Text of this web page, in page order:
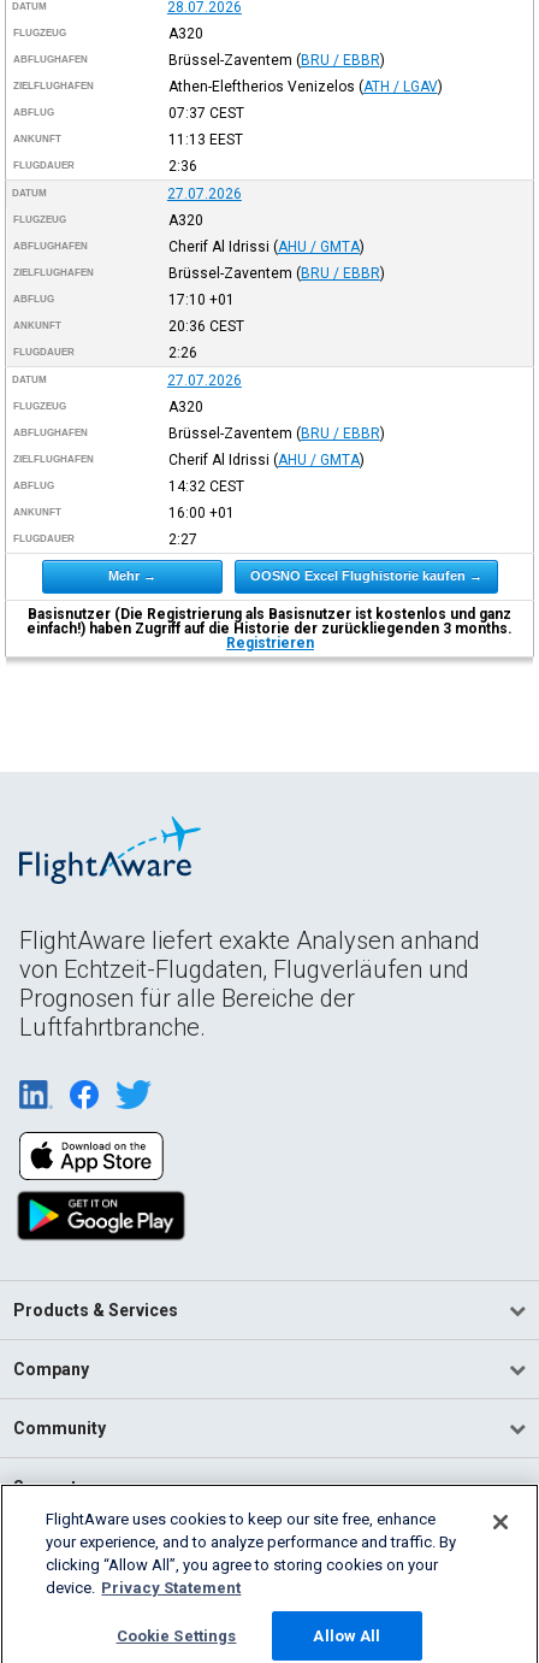
DATUM 28.07.2026
FLUGZEUG A320
ABFLUGHAFEN Brüssel-Zaventem (BRU / EBBR)
ZIELFLUGHAFEN Athen-Eleftherios Venizelos (ATH / LGAV)
ABFLUG 07:37 CEST
ANKUNFT 11:13 EEST
FLUGDAUER 2:36
DATUM 27.07.2026
FLUGZEUG A320
ABFLUGHAFEN Cherif Al Idrissi (AHU / GMTA)
ZIELFLUGHAFEN Brüssel-Zaventem (BRU / EBBR)
ABFLUG 17:10 +01
ANKUNFT 20:36 CEST
FLUGDAUER 2:26
DATUM 27.07.2026
FLUGZEUG A320
ABFLUGHAFEN Brüssel-Zaventem (BRU / EBBR)
ZIELFLUGHAFEN Cherif Al Idrissi (AHU / GMTA)
ABFLUG 14:32 CEST
ANKUNFT 16:00 +01
FLUGDAUER 2:27
Mehr → OOSNO Excel Flughistorie kaufen →
Basisnutzer (Die Registrierung als Basisnutzer ist kostenlos und ganz
einfach!) haben Zugriff auf die Historie der zurückliegenden 3 months.
Registrieren
FlightAware liefert exakte Analysen anhand
von Echtzeit-Flugdaten, Flugverläufen und
Prognosen für alle Bereiche der
Luftfahrtbranche.
Products & Services
Company
Community
Support
English (USA)
2026 FlightAware
Cookie Settings
FlightAware uses cookies to keep our site free, enhance
your experience, and to analyze performance and traffic. By
clicking “Allow All”, you agree to storing cookies on your
device. Privacy Statement
Cookie Settings Allow All